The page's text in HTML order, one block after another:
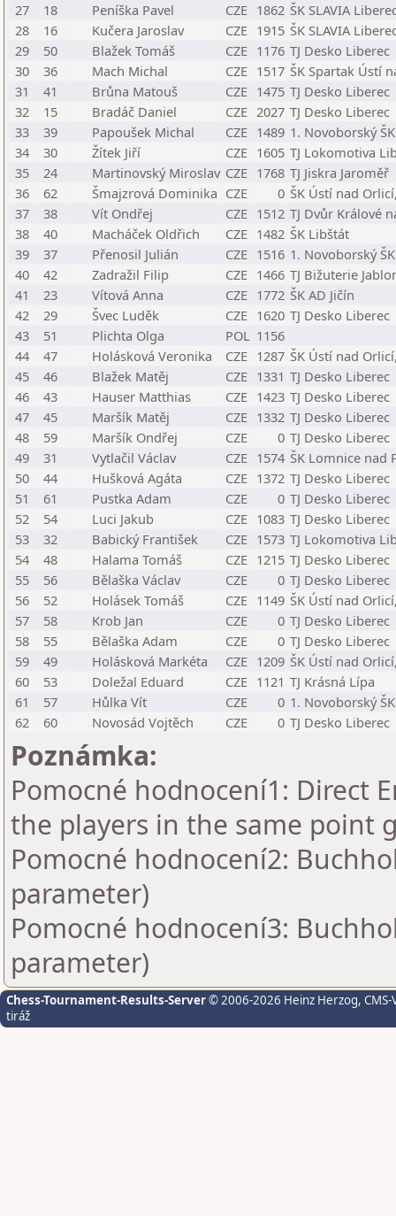
27
18 Peníška Pavel CZE 1862 ŠK SLAVIA
28
16 Kučera Jaroslav CZE 1915 ŠK SLAVIA
29
50 Blažek Tomáš CZE 1176 TJ Desko Liberec
30
36 Mach Michal CZE 1517 ŠK Spartak Ústí
31
41 Brůna Matouš CZE 1475 TJ Desko Liberec
32
15 Bradáč Daniel CZE 2027 TJ Desko Liberec
33
39 Papoušek Michal CZE 1489 1. Novoborský ŠK
34
30 Žítek Jiří CZE 1605 TJ Lokomotiva
35
24 Martinovský Miroslav CZE 1768 TJ Jiskra Jaroměř
36
62 Šmajzrová Dominika CZE 0 ŠK Ústí nad
37
38 Vít Ondřej CZE 1512 TJ Dvůr Králové
38
40 Macháček Oldřich CZE 1482 ŠK Libštát
39
37 Přenosil Julián CZE 1516 1. Novoborský ŠK
40
42 Zadražil Filip CZE 1466 TJ Bižuterie
41
23 Vítová Anna CZE 1772 ŠK AD Jičín
42
29 Švec Luděk CZE 1620 TJ Desko Liberec
43
51 Plichta Olga POL 1156
44
47 Holásková Veronika CZE 1287 ŠK Ústí nad
45
46 Blažek Matěj CZE 1331 TJ Desko Liberec
46
43 Hauser Matthias CZE 1423 TJ Desko Liberec
47
45 Maršík Matěj CZE 1332 TJ Desko Liberec
48
59 Maršík Ondřej CZE 0 TJ Desko Liberec
49
31 Vytlačil Václav CZE 1574 ŠK Lomnice nad
50
44 Hušková Agáta CZE 1372 TJ Desko Liberec
51
61 Pustka Adam CZE 0 TJ Desko Liberec
52
54 Luci Jakub CZE 1083 TJ Desko Liberec
53
32 Babický František CZE 1573 TJ Lokomotiva
54
48 Halama Tomáš CZE 1215 TJ Desko Liberec
55
56 Bělaška Václav CZE 0 TJ Desko Liberec
56
52 Holásek Tomáš CZE 1149 ŠK Ústí nad
57
58 Krob Jan CZE 0 TJ Desko Liberec
58
55 Bělaška Adam CZE 0 TJ Desko Liberec
59
49 Holásková Markéta CZE 1209 ŠK Ústí nad
60
53 Doležal Eduard CZE 1121 TJ Krásná Lípa
61
57 Hůlka Vít CZE 0 1. Novoborský ŠK
62
60 Novosád Vojtěch CZE 0 TJ Desko Liberec
Poznámka:
Pomocné hodnocení1: Direct
the players in the same point
Pomocné hodnocení2:
parameter)
Pomocné hodnocení3:
parameter)
Chess-Tournament-Results-Server© 2006-2026 Heinz Herzog,
tiráž